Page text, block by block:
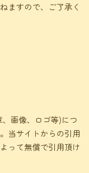
ますので、ご了承く
画像、ロゴ等)につ
当サイトからの引用
って無償で引用頂け